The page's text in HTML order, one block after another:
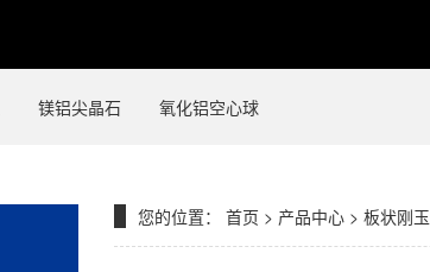
镁铝尖晶石 氧化铝空心球
您的位置： 首页 > 产品中心 > 板状刚玉